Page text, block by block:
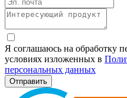
Я соглашаюсь на обработку
условиях изложенных в
персональных данных